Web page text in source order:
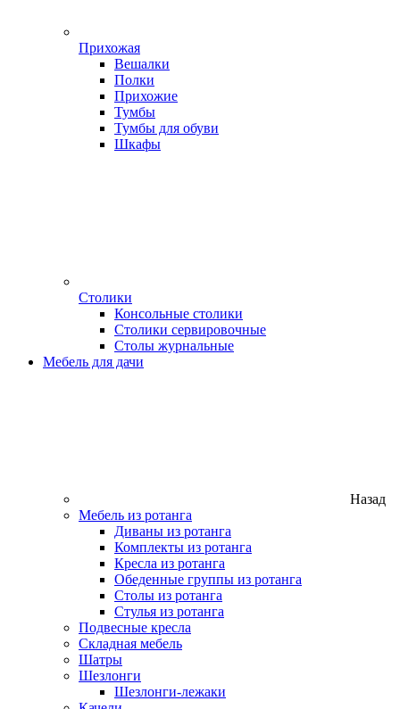
Прихожая
Вешалки
Полки
Прихожие
Тумбы
Тумбы для обуви
Шкафы
Столики
Консольные столики
Столики сервировочные
Столы журнальные
Мебель для дачи
Назад
Мебель из ротанга
Диваны из ротанга
Комплекты из ротанга
Кресла из ротанга
Обеденные группы из ротанга
Столы из ротанга
Стулья из ротанга
Подвесные кресла
Складная мебель
Шатры
Шезлонги
Шезлонги-лежаки